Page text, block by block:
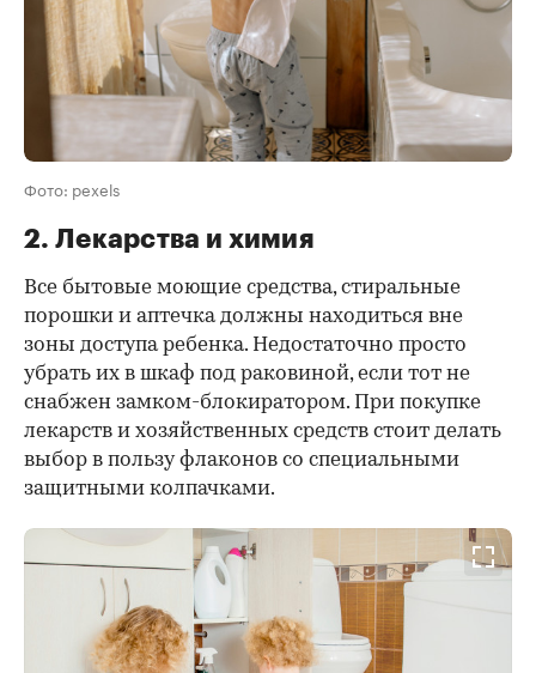
Фото: pexels
2. Лекарства и химия
Все бытовые моющие средства, стиральные
порошки и аптечка должны находиться вне
зоны доступа ребенка. Недостаточно просто
убрать их в шкаф под раковиной, если тот не
снабжен замком-блокиратором. При покупке
лекарств и хозяйственных средств стоит делать
выбор в пользу флаконов со специальными
защитными колпачками.